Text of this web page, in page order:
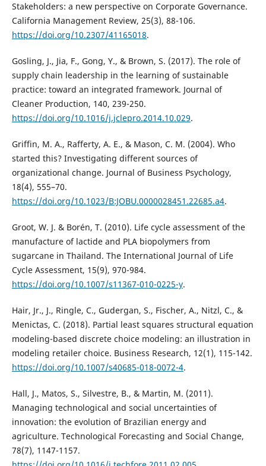
Stakeholders: a new perspective on Corporate Governance.
California Management Review, 25(3), 88-106.
https://doi.org/10.2307/41165018.
Gosling, J., Jia, F., Gong, Y., & Brown, S. (2017). The role of
supply chain leadership in the learning of sustainable
practice: toward an integrated framework. Journal of
Cleaner Production, 140, 239-250.
https://doi.org/10.1016/j.jclepro.2014.10.029.
Griffin, M. A., Rafferty, A. E., & Mason, C. M. (2004). Who
started this? Investigating different sources of
organizational change. Journal of Business Psychology,
18(4), 555–70.
https://doi.org/10.1023/B:JOBU.0000028451.22685.a4.
Groot, W. J. & Borén, T. (2010). Life cycle assessment of the
manufacture of lactide and PLA biopolymers from
sugarcane in Thailand. The International Journal of Life
Cycle Assessment, 15(9), 970-984.
https://doi.org/10.1007/s11367-010-0225-y.
Hair, Jr., J., Ringle, C., Gudergan, S., Fischer, A., Nitzl, C., &
Menictas, C. (2018). Partial least squares structural equation
modeling-based discrete choice modeling: an illustration in
modeling retailer choice. Business Research, 12(1), 115-142.
https://doi.org/10.1007/s40685-018-0072-4.
Hall, J., Matos, S., Silvestre, B., & Martin, M. (2011).
Managing technological and social uncertainties of
innovation: the evolution of Brazilian energy and
agriculture. Technological Forecasting and Social Change,
78(7), 1147-1157.